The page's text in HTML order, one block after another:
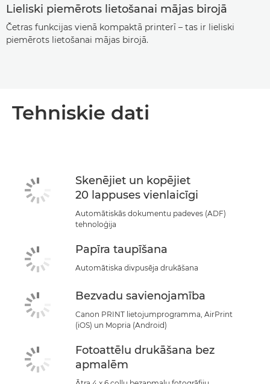
Lieliski piemērots lietošanai mājas birojā
Četras funkcijas vienā kompaktā printerī – tas ir lieliski
piemērots lietošanai mājas birojā.
Tehniskie dati
Skenējiet un kopējiet
20 lappuses vienlaicīgi
Automātiskās dokumentu padeves (ADF)
tehnoloģija
Papīra taupīšana
Automātiska divpusēja drukāšana
Bezvadu savienojamība
Canon PRINT lietojumprogramma, AirPrint
(iOS) un Mopria (Android)
Fotoattēlu drukāšana bez
apmalēm